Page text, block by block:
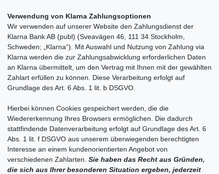
Verwendung von Klarna Zahlungsoptionen
Wir verwenden auf unserer Website den Zahlungsdienst der
Klarna Bank AB (publ) (Sveavägen 46, 111 34 Stockholm,
Schweden; „Klarna“). Mit Auswahl und Nutzung von Zahlung via
Klarna werden die zur Zahlungsabwicklung erforderlichen Daten
an Klarna übermittelt, um den Vertrag mit Ihnen mit der gewählten
Zahlart erfüllen zu können. Diese Verarbeitung erfolgt auf
Grundlage des Art. 6 Abs. 1 lit. b DSGVO.
Hierbei können Cookies gespeichert werden, die die
Wiedererkennung Ihres Browsers ermöglichen. Die dadurch
stattfindende Datenverarbeitung erfolgt auf Grundlage des Art. 6
Abs. 1 lit. f DSGVO aus unserem überwiegenden berechtigten
Interesse an einem kundenorientierten Angebot von
verschiedenen Zahlarten. Sie haben das Recht aus Gründen,
die sich aus Ihrer besonderen Situation ergeben, jederzeit